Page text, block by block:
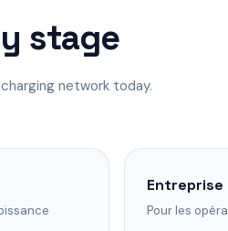
stage
network today.
Entreprise
Pour les